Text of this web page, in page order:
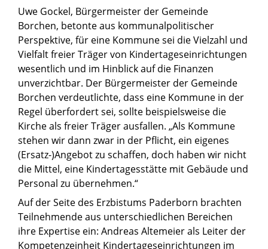
Uwe Gockel, Bürgermeister der Gemeinde
Borchen, betonte aus kommunalpolitischer
Perspektive, für eine Kommune sei die Vielzahl und
Vielfalt freier Träger von Kindertageseinrichtungen
wesentlich und im Hinblick auf die Finanzen
unverzichtbar. Der Bürgermeister der Gemeinde
Borchen verdeutlichte, dass eine Kommune in der
Regel überfordert sei, sollte beispielsweise die
Kirche als freier Träger ausfallen. „Als Kommune
stehen wir dann zwar in der Pflicht, ein eigenes
(Ersatz-)Angebot zu schaffen, doch haben wir nicht
die Mittel, eine Kindertagesstätte mit Gebäude und
Personal zu übernehmen.“
Auf der Seite des Erzbistums Paderborn brachten
Teilnehmende aus unterschiedlichen Bereichen
ihre Expertise ein: Andreas Altemeier als Leiter der
Kompetenzeinheit Kindertageseinrichtungen im